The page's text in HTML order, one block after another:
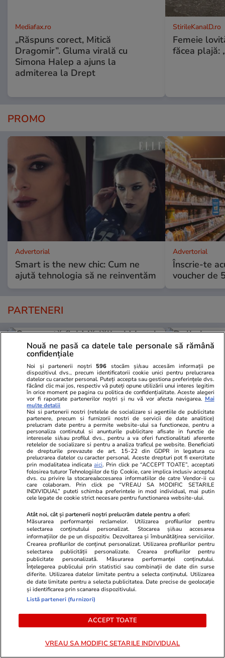
Mediafax.ro
„Răspuns corect, Mitică
Dragomir”. Gluma virală cu
Simona Halep a ajuns la
admiterea la Drept
StirileKanalD.ro
Femeie
făcea plajă:
PROMO
Advertorial
Smart is the new chic: Cum ne
ajută tehnologia să ne reinventăm
Advertorial
Înscrie-te
voucher de
PARTENERI
Wowbiz.ro
Cum arată fiul Mădălinei Manole
la 17 ani! Fratele regretatei
artiste a publicat o fotografie în
premieră cu Petru Mircea Jr.
Redactia.ro
Doliu
Actrița
stins din
POLITIC
Politică 23 iul.
Răspunsul premierului Ilie
Bolojan, întrebat dacă este
pregătit să asigure interimatul
la Guvern până la finalul anului
Nouă ne pasă ca datele tale personale să rămână
confidențiale
Noi și partenerii noștri 596 stocăm și/sau accesăm informații pe
dispozitivul dvs., precum identificatorii cookie unici pentru prelucrarea
datelor cu caracter personal. Puteți accepta sau gestiona preferințele dvs.
făcând clic mai jos, respectiv vă puteți opune utilizării unui interes legitim
în orice moment pe pagina cu politica de confidențialitate. Aceste alegeri
vor fi raportate partenerilor noștri și nu vă vor afecta navigarea. Mai
multe detalii
Noi si partenerii nostri (retelele de socializare si agentiile de publicitate
partenere, precum si furnizorii nostri de servicii de date analitice)
prelucram date pentru a permite website-ului sa functioneze, pentru a
personaliza continutul si anunturile publicitare afisate in functie de
interesele si/sau profilul dvs., pentru a va oferi functionalitati aferente
retelelor de socializare si pentru a analiza traficul pe website. Beneficiati
de drepturile prevazute de art. 15-22 din GDPR in legatura cu
prelucrarea datelor cu caracter personal. Aceste drepturi pot fi exercitate
prin modalitatea indicataaici. Prin click pe “ACCEPT TOATE”, acceptati
folosirea tuturor Tehnologiilor de tip Cookie, care implica inclusiv acceptul
dvs. cu privire la stocarea/accesarea informatiilor de catre Vendor-ii cu
care colaboram. Prin click pe “VREAU SA MODIFIC SETARILE
INDIVIDUAL” puteti schimba preferintele in mod individual, mai putin
cele legate de cookie strict necesare pentru functionarea website-ului.
Atât noi, cât și partenerii noștri prelucrăm datele pentru a oferi:
Măsurarea performanței reclamelor. Utilizarea profilurilor pentru
selectarea conținutului personalizat. Stocarea și/sau accesarea
informațiilor de pe un dispozitiv. Dezvoltarea și îmbunătățirea serviciilor.
Crearea profilurilor de conținut personalizat. Utilizarea profilurilor pentru
selectarea publicității personalizate. Crearea profilurilor pentru
publicitate personalizată. Măsurarea performanței conținutului.
Înțelegerea publicului prin statistici sau combinații de date din surse
diferite. Utilizarea datelor limitate pentru a selecta conținutul. Utilizarea
de date limitate pentru a selecta publicitatea. Date precise de geolocație
și identificarea prin scanarea dispozitivului.
Listă parteneri (furnizori)
ACCEPT TOATE
VREAU SA MODIFIC SETARILE INDIVIDUAL